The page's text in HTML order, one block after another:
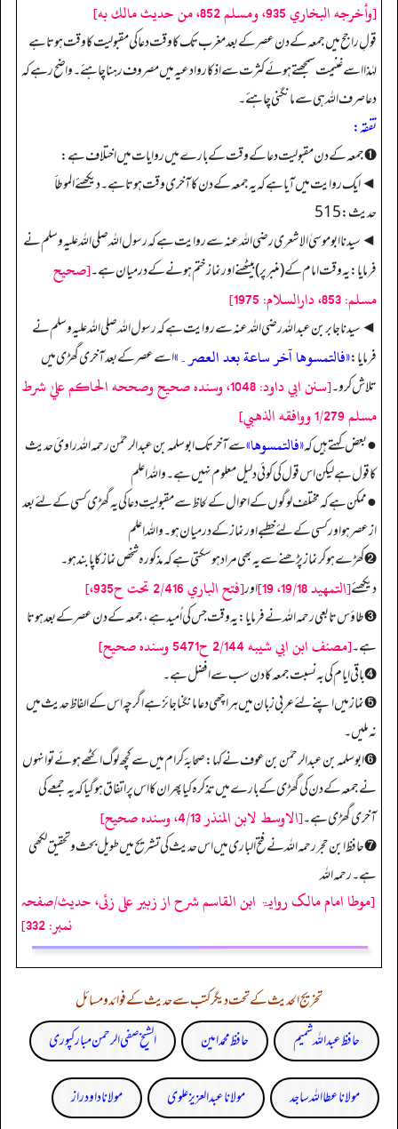
[وأخرجه البخاري 935، ومسلم 852، من حديث مالك به]
قولِ راجح میں جمعہ کے دن عصر کے بعد مغرب تک کا وقت دعا کی مقبولیت کا وقت ہوتا ہے
لہٰذا اسے غنیمت سمجھتے ہوئے کثرت سے اذکار و ادعیہ میں مصروف رہنا چاہئے۔ واضح رہے کہ
دعا صرف اللہ ہی سے مانگنی چاہئے۔
تفقه:
➊ جمعہ کے دن مقبولیت دعا کے وقت کے بارے میں روایات میں اختلاف ہے:
◄ ایک روایت میں آیا ہے کہ یہ جمعہ کے دن کا آخری وقت ہوتا ہے۔ دیکھئے الموطأ
حدیث: 515
◄ سیدنا ابوموسیٰ الاشعری رضی اللہ عنہ سے روایت ہے کہ رسول اللہ صلی اللہ علیہ وسلم نے
فرمایا: یہ وقت امام کے (منبر پر) بیٹھنے اور نماز ختم ہونے کے درمیان ہے۔[صحيح
مسلم: 853، دارالسلام: 1975]
◄ سیدنا جابر بن عبداللہ رضی اللہ عنہ سے روایت ہے کہ رسول اللہ صلی اللہ علیہ وسلم نے
فرمایا:«فالتمسوھا آخر ساعة بعد العصر۔»اسے عصر کے بعد آخری گھڑی میں
تلاش کرو۔
[سنن ابي داود: 1048، وسنده صحيح وصححه الحاكم عليٰ شرط
مسلم 1/279 ووافقه الذهبي]
● بعض کہتے ہیں کہ«فالتمسوها»سے آخر تک ابوسلمہ بن عبدالرحمٰن رحمہ اللہ راویٔ حدیث
کا قول ہے لیکن اس قول کی کوئی دلیل معلوم نہیں ہے۔ واللہ اعلم
● ممکن ہے کہ مختلف لوگوں کے احوال کے لحاظ سے مقبولیتِ دعا کی یہ گھڑی کسی کے لئے بعد
از عصر ہو اور کسی کے لئے خطبے اور نماز کے درمیان ہو۔ واللہ اعلم
➋ کھڑے ہو کر نماز پڑھنے سے یہ بھی مراد ہوسکتی ہے کہ مذکورہ شخص نماز کا پابند ہو۔
دیکھئے[التمهيد 19/18، 19] اور[فتح الباري 2/416 تحت ح935،]
➌ طاؤس تابعی رحمہ اللہ نے فرمایا: یہ وقت جس کی اُمید ہے، جمعہ کے دن عصر کے بعد ہوتا
ہے۔[مصنف ابن ابي شيبه 2/144 ح5471 وسنده صحيح]
➍ باقی ایام کی بہ نسبت جمعہ کا دن سب سے افضل ہے۔
➎ نماز میں اپنے لئے عربی زبان میں ہر اچھی دعا مانگنا جائز ہے اگرچہ اس کے الفاظ حدیث میں
نہ ملیں۔
➏ ابوسلمہ بن عبدالرحمٰن بن عوف نے کہا: صحابۂ کرام میں سے کچھ لوگ اکٹھے ہوئے تو انہوں
نے جمعہ کے دن کی گھڑی کے بارے میں تذکرہ کیا پھر ان کا اس پر اتفاق ہوگیا کہ یہ جمعے کی
آخری گھڑی ہے۔[الاوسط لابن المنذر 4/13، وسنده صحيح]
➐ حافظ ابن حجر رحمہ اللہ نے فتح الباری میں اس حدیث کی تشریح میں طویل بحث و تحقیق لکھی
ہے۔ رحمہ اللہ
[موطا امام مالک روایۃ ابن القاسم شرح از زبیر علی زئی، حدیث/صفحہ
نمبر: 332]
تخریج الحدیث کے تحت دیگر کتب سے حدیث کے فوائد و مسائل
حافظ عبداللہ شمیم
حافظ محمد امین الشیخ صفی الرحمن مبارکپوری
مولانا عطا اللہ ساجد مولانا عبد العزیز علوی مولانا داود راز